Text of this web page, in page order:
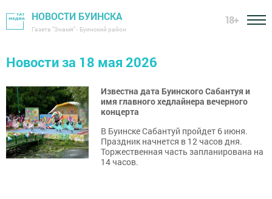
НОВОСТИ БУИНСКА
Газета "Знамя" - Буинский район
18+
Новости за 18 мая 2026
Известна дата Буинского Сабантуя и
имя главного хедлайнера вечерного
концерта
В Буинске Сабантуй пройдет 6 июня.
Праздник начнется в 12 часов дня.
Торжественная часть запланирована на
14 часов.